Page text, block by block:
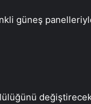
güneş